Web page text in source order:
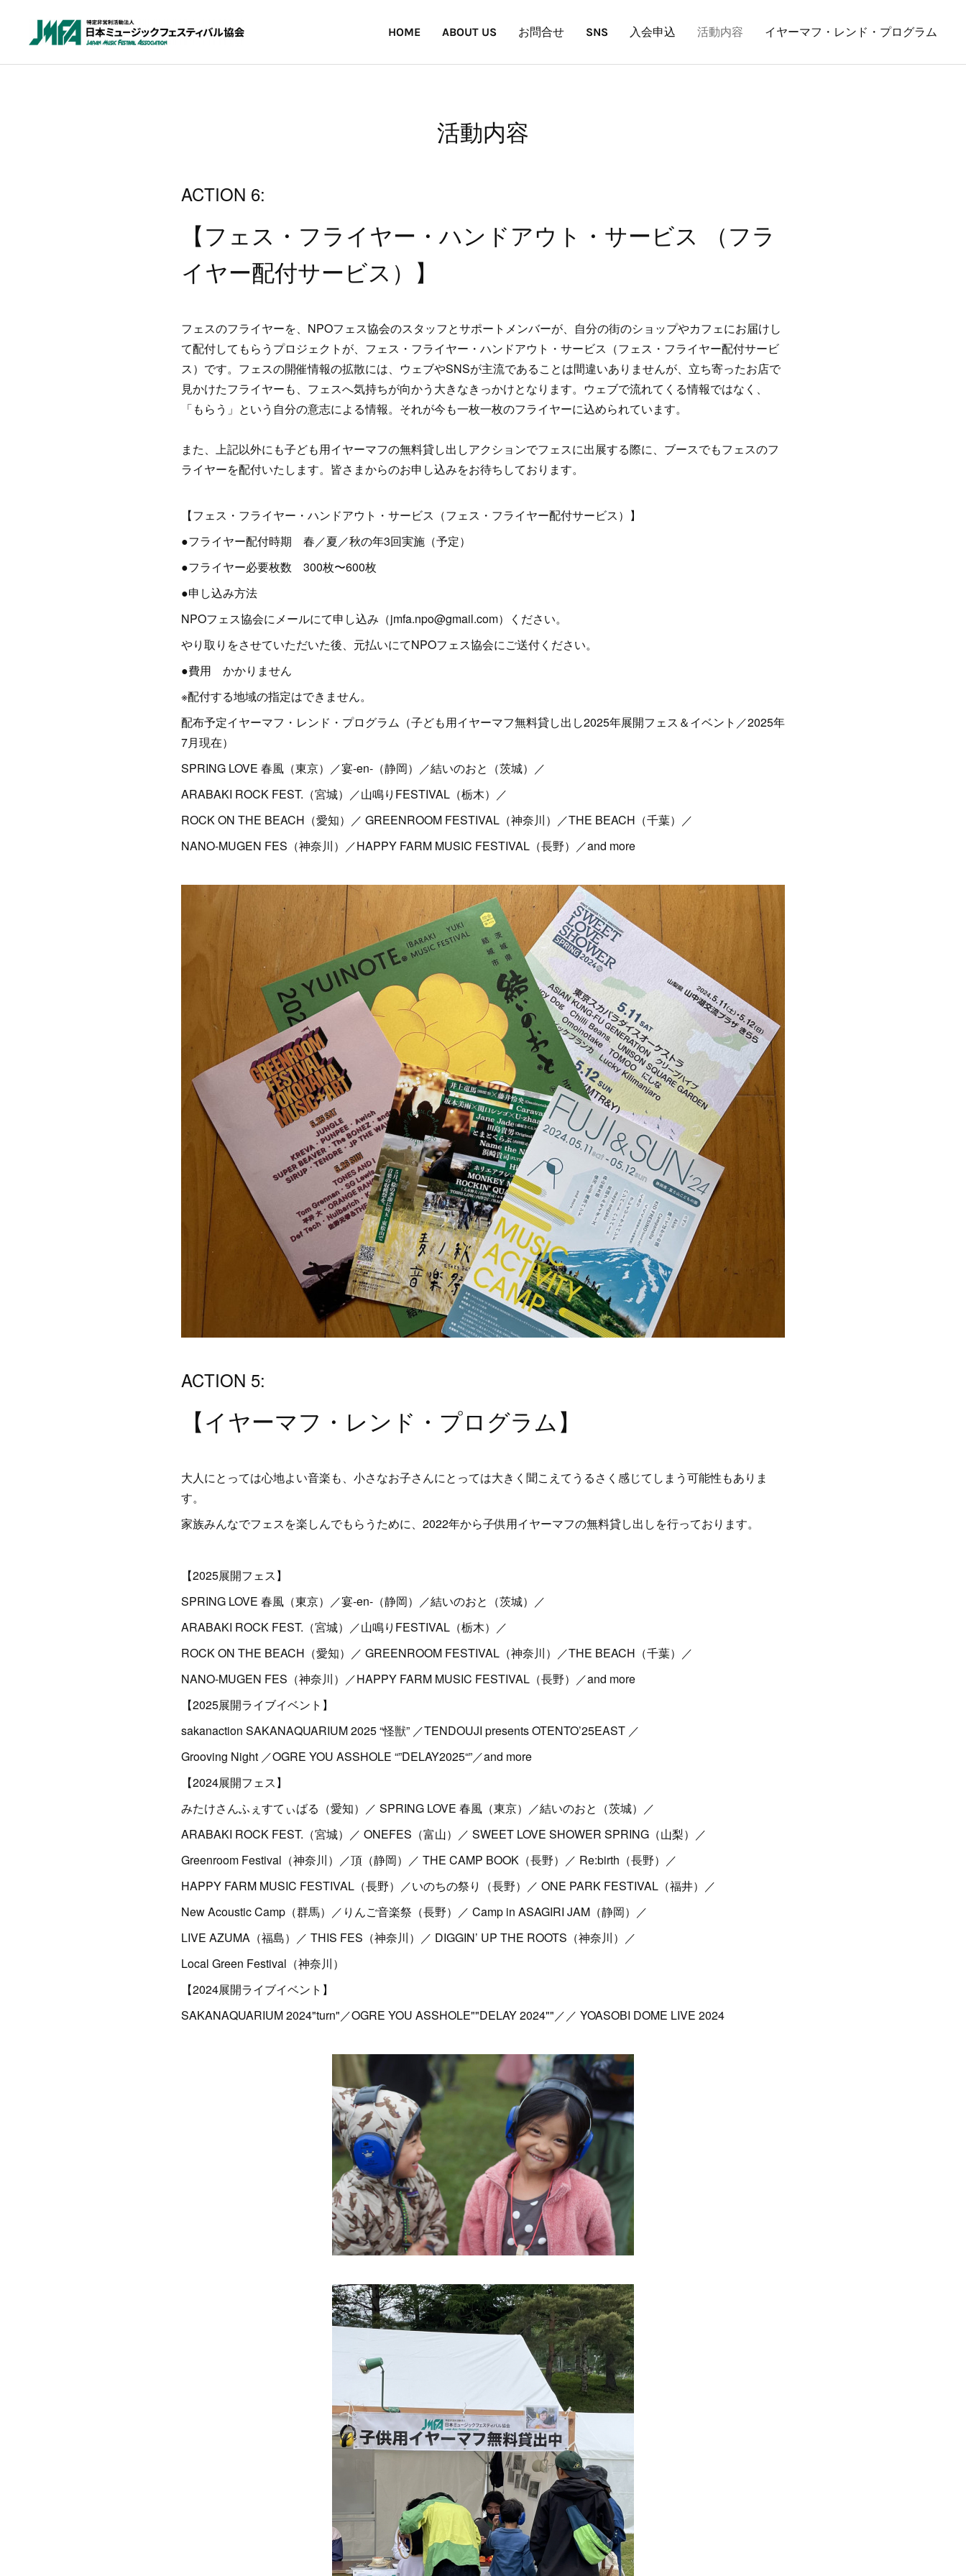
HOME ABOUT US お問合せ SNS 入会申込 活動内容 イヤーマフ・レンド・プログラム
活動内容
ACTION 6:
【フェス・フライヤー・ハンドアウト・サービス （フラ
イヤー配付サービス）】
フェスのフライヤーを、NPOフェス協会のスタッフとサポートメンバーが、自分の街のショップやカフェにお届けし
て配付してもらうプロジェクトが、フェス・フライヤー・ハンドアウト・サービス（フェス・フライヤー配付サービ
ス）です。フェスの開催情報の拡散には、ウェブやSNSが主流であることは間違いありませんが、立ち寄ったお店で
見かけたフライヤーも、フェスへ気持ちが向かう大きなきっかけとなります。ウェブで流れてくる情報ではなく、
「もらう」という自分の意志による情報。それが今も一枚一枚のフライヤーに込められています。
また、上記以外にも子ども用イヤーマフの無料貸し出しアクションでフェスに出展する際に、ブースでもフェスのフ
ライヤーを配付いたします。皆さまからのお申し込みをお待ちしております。
【フェス・フライヤー・ハンドアウト・サービス（フェス・フライヤー配付サービス）】
●フライヤー配付時期 春／夏／秋の年3回実施（予定）
●フライヤー必要枚数 300枚〜600枚
●申し込み方法
NPOフェス協会にメールにて申し込み（jmfa.npo@gmail.com）ください。
やり取りをさせていただいた後、元払いにてNPOフェス協会にご送付ください。
●費用 かかりません
※配付する地域の指定はできません。
配布予定イヤーマフ・レンド・プログラム（子ども用イヤーマフ無料貸し出し2025年展開フェス＆イベント／2025年
7月現在）
SPRING LOVE 春風（東京）／宴-en-（静岡）／結いのおと（茨城）／
ARABAKI ROCK FEST.（宮城）／山鳴りFESTIVAL（栃木）／
ROCK ON THE BEACH（愛知）／ GREENROOM FESTIVAL（神奈川）／THE BEACH（千葉）／
NANO-MUGEN FES（神奈川）／HAPPY FARM MUSIC FESTIVAL（長野）／and more
ACTION 5:
【イヤーマフ・レンド・プログラム】
大人にとっては心地よい音楽も、小さなお子さんにとっては大きく聞こえてうるさく感じてしまう可能性もありま
す。
家族みんなでフェスを楽しんでもらうために、2022年から子供用イヤーマフの無料貸し出しを行っております。
【2025展開フェス】
SPRING LOVE 春風（東京）／宴-en-（静岡）／結いのおと（茨城）／
ARABAKI ROCK FEST.（宮城）／山鳴りFESTIVAL（栃木）／
ROCK ON THE BEACH（愛知）／ GREENROOM FESTIVAL（神奈川）／THE BEACH（千葉）／
NANO-MUGEN FES（神奈川）／HAPPY FARM MUSIC FESTIVAL（長野）／and more
【2025展開ライブイベント】
sakanaction SAKANAQUARIUM 2025 “怪獣” ／TENDOUJI presents OTENTO’25EAST ／
Grooving Night ／OGRE YOU ASSHOLE “”DELAY2025“”／and more
【2024展開フェス】
みたけさんふぇすてぃばる（愛知）／ SPRING LOVE 春風（東京）／結いのおと（茨城）／
ARABAKI ROCK FEST.（宮城）／ ONEFES（富山）／ SWEET LOVE SHOWER SPRING（山梨）／
Greenroom Festival（神奈川）／頂（静岡）／ THE CAMP BOOK（長野）／ Re:birth（長野）／
HAPPY FARM MUSIC FESTIVAL（長野）／いのちの祭り（長野）／ ONE PARK FESTIVAL（福井）／
New Acoustic Camp（群馬）／りんご音楽祭（長野）／ Camp in ASAGIRI JAM（静岡）／
LIVE AZUMA（福島）／ THIS FES（神奈川）／ DIGGIN’ UP THE ROOTS（神奈川）／
Local Green Festival（神奈川）
【2024展開ライブイベント】
SAKANAQUARIUM 2024"turn"／OGRE YOU ASSHOLE""DELAY 2024""／／ YOASOBI DOME LIVE 2024